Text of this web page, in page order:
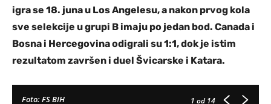
igra se 18. juna u Los Angelesu, a nakon prvog kola
sve selekcije u grupi B imaju po jedan bod. Canada i
Bosna i Hercegovina odigrali su 1:1, dok je istim
rezultatom završen i duel Švicarske i Katara.
Foto: FS BIH 1 od 14